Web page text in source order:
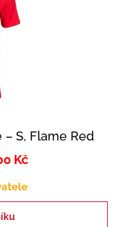
– S, Flame Red
Kč